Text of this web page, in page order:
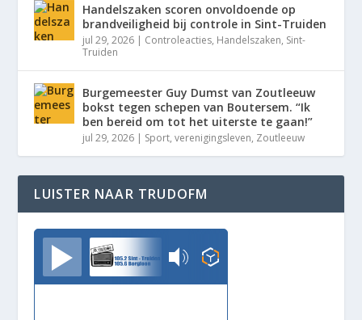
Handelszaken scoren onvoldoende op
brandveiligheid bij controle in Sint-Truiden
jul 29, 2026 | Controleacties, Handelszaken, Sint-
Truiden
Burgemeester Guy Dumst van Zoutleeuw
bokst tegen schepen van Boutersem. “Ik
ben bereid om tot het uiterste te gaan!”
jul 29, 2026 | Sport,verenigingsleven, Zoutleeuw
LUISTER NAAR TRUDOFM
TrudoFM